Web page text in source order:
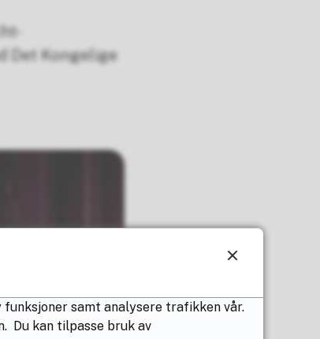
Det Kongelige
samt analysere trafikken vår.
Du kan tilpasse bruk av